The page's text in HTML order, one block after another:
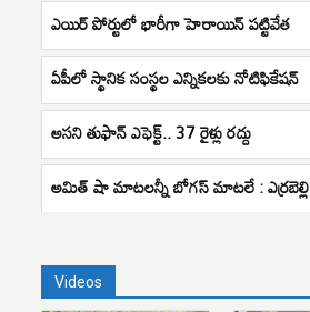
ఎయిర్ పోర్టులో భారీగా హెరాయిన్ పట్టివేత
ఏపీలో స్థానిక సంస్థల ఎన్నికలకు నోటిఫికేషన్
అసని తుఫాన్ ఎఫెక్ట్.. 37 రైళ్లు రద్దు
అమిత్ షా మాటలన్నీ బోగస్ మాటలే : ఎర్రబెల్లి
Videos